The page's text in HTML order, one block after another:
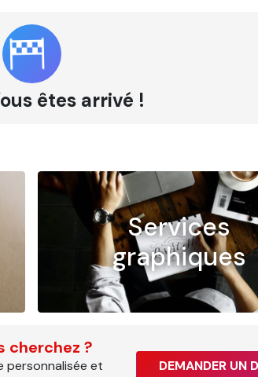
êtes arrivé !
Services
graphiques
cherchez ?
personnalisée et
DEMANDER UN